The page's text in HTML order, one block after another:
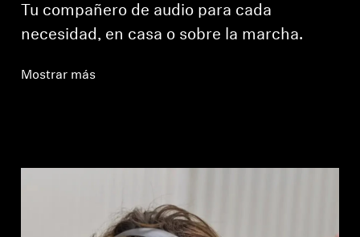
Tu compañero de audio para cada
necesidad, en casa o sobre la marcha.
Mostrar más